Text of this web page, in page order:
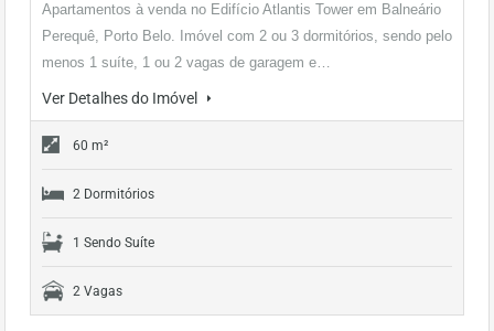
Apartamentos à venda no Edifício Atlantis Tower em Balneário
Perequê, Porto Belo. Imóvel com 2 ou 3 dormitórios, sendo pelo
menos 1 suíte, 1 ou 2 vagas de garagem e…
Ver Detalhes do Imóvel
60 m²
2 Dormitórios
1 Sendo Suíte
2 Vagas